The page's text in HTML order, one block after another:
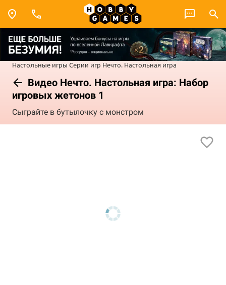
Настольные игры Серии игр Нечто. Настольная игра
Видео Нечто. Настольная игра: Набор
игровых жетонов 1
Сыграйте в бутылочку с монстром